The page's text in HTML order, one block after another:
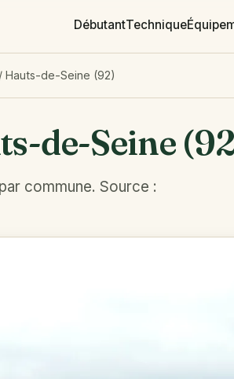
DébutantTechnique
/ Hauts-de-Seine (92)
de-Seine
commune. Source :